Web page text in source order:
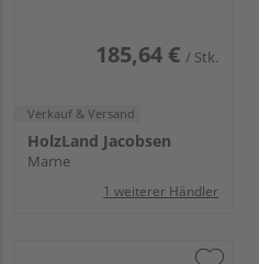
185,64 € / Stk.
Verkauf & Versand
HolzLand Jacobsen
Marne
1 weiterer Händler